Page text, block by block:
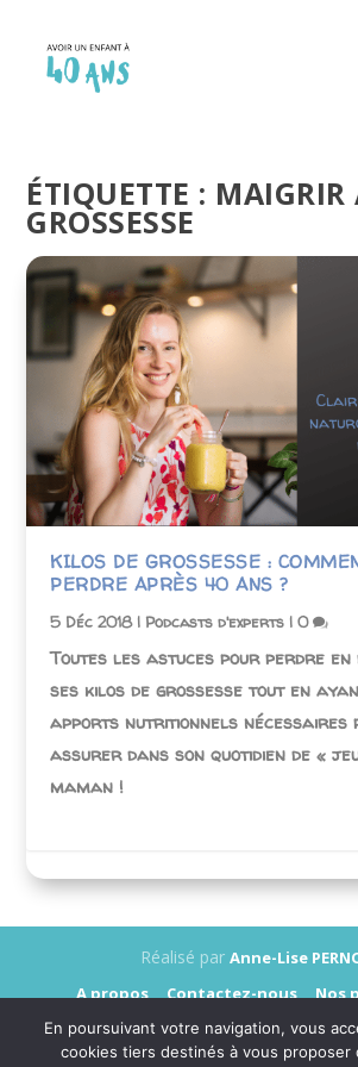
ÉTIQUETTE : MAIGRIR
GROSSESSE
KILOS DE GROSSESSE :
PERDRE APRÈS 40 ANS ?
5 Déc 2018| Podcasts d'experts |0
Toutes les astuces pour perdre en
ses kilos de grossesse tout en
apports nutritionnels nécessaires
assurer dans son quotidien de «
maman !
Réalisé par Anne-Lise
A propos
Contactez-nous
Nos
Annonceurs
Presse
Données personnelles
En poursuivant votre navigation, vous
cookies tiers destinés à vous proposer